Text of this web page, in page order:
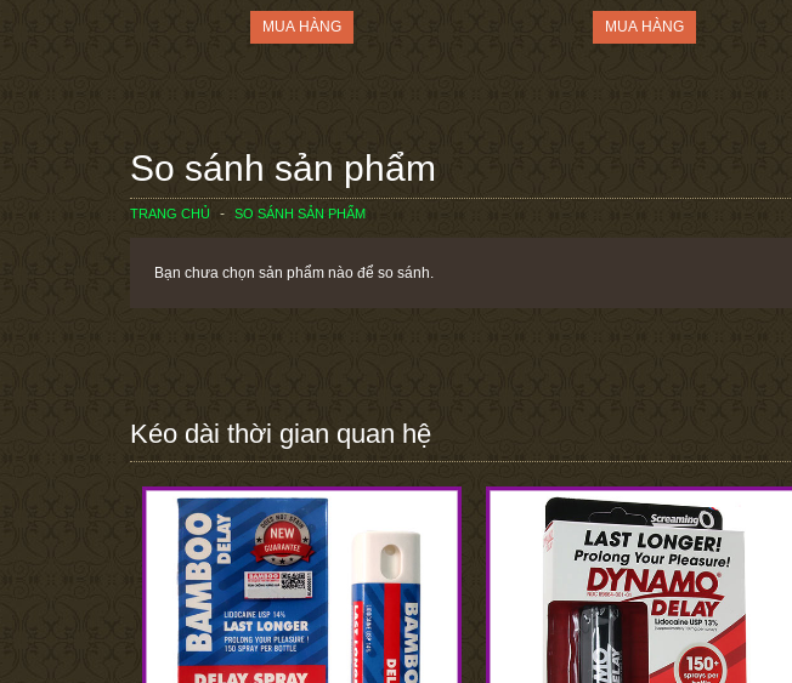
So sánh sản phẩm
TRANG CHỦ SO SÁNH SẢN PHẨM
Bạn chưa chọn sản phẩm nào để so sánh.
Kéo dài thời gian quan hệ